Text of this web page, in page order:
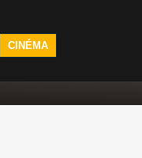
CINÉMA